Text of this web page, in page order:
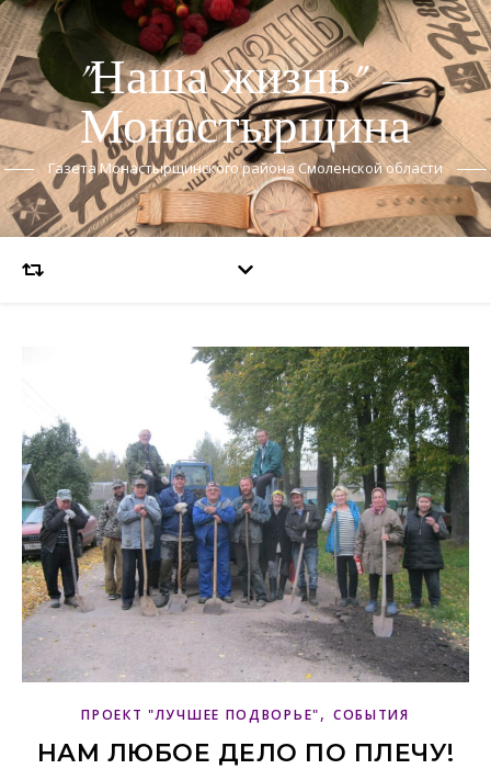
"Наша жизнь" —
Монастырщина
Газета Монастырщинского района Смоленской области
ПРОЕКТ "ЛУЧШЕЕ ПОДВОРЬЕ", СОБЫТИЯ
НАМ ЛЮБОЕ ДЕЛО ПО ПЛЕЧУ!